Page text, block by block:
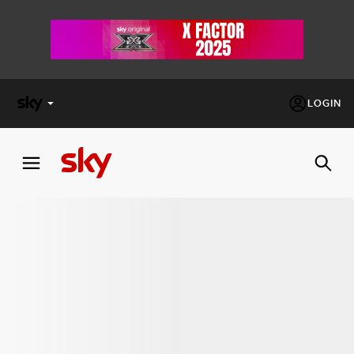
LOGIN
FACTOR